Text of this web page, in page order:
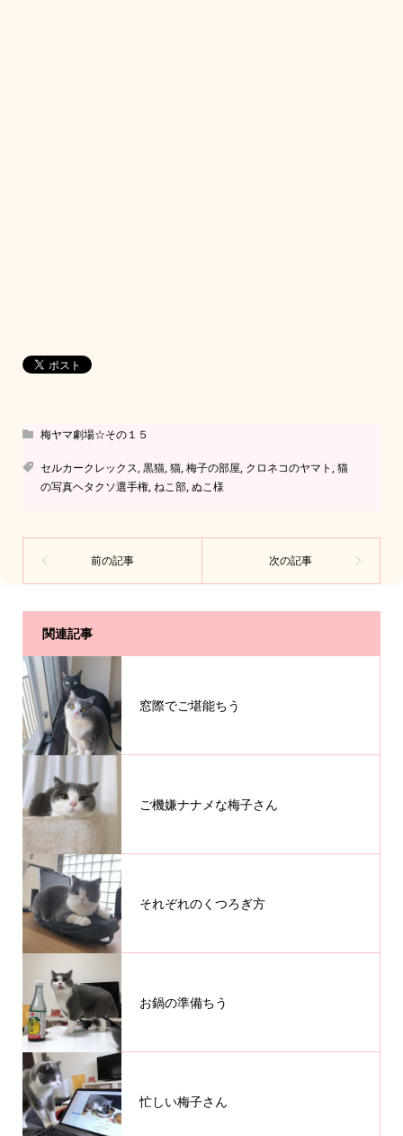
梅ヤマ劇場☆その１５
セルカークレックス,黒猫,猫,梅子の部屋, クロネコのヤマト ,猫
の写真ヘタクソ選手権,ねこ部,ぬこ様
関連記事
窓際でご堪能ちう
ご機嫌ナナメな梅子さん
それぞれのくつろぎ方
お鍋の準備ちう
忙しい梅子さん